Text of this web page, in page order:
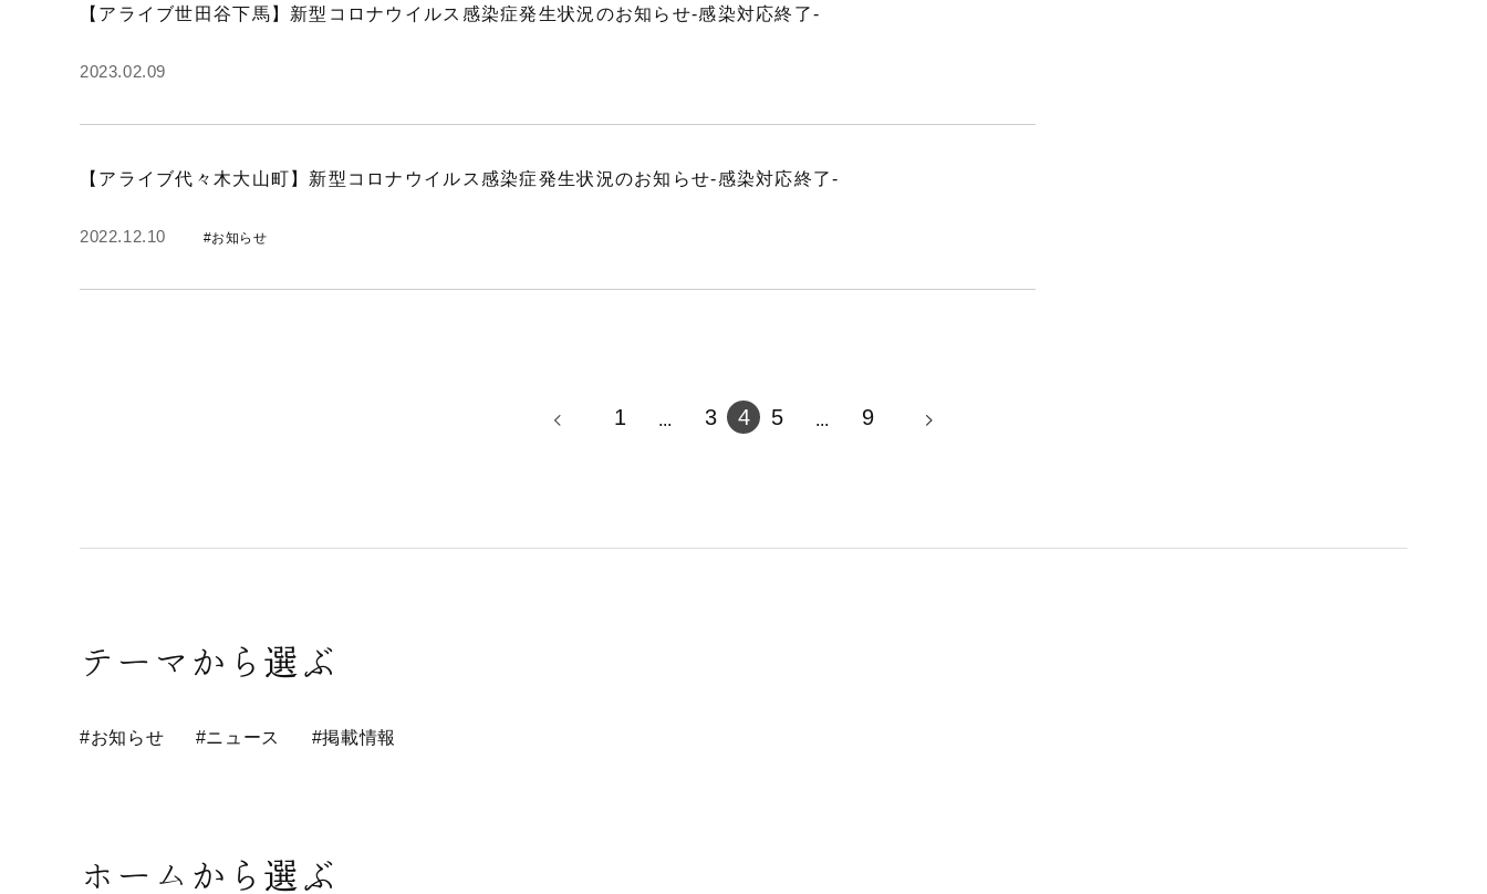
【アライブ世田谷下馬】新型コロナウイルス感染症発生状況のお知らせ-感染対応終了-
2023.02.09
【アライブ代々木大山町】新型コロナウイルス感染症発生状況のお知らせ-感染対応終了-
2022.12.10 #お知らせ
1 ... 3 4 5 ... 9
テーマから選ぶ
#お知らせ #ニュース #掲載情報
ホームから選ぶ